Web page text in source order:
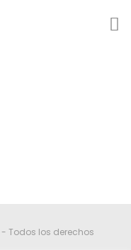
- Todos los derechos